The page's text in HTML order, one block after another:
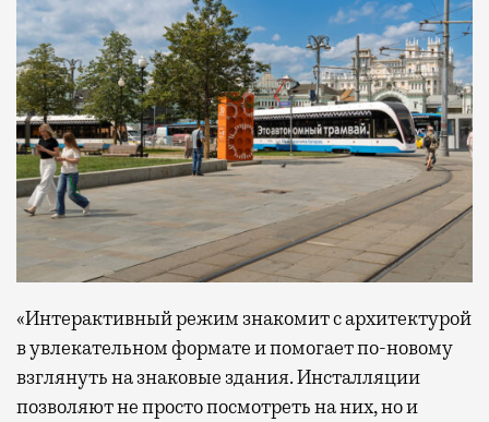
«Интерактивный режим знакомит с архитектурой
в увлекательном формате и помогает по-новому
взглянуть на знаковые здания. Инсталляции
позволяют не просто посмотреть на них, но и